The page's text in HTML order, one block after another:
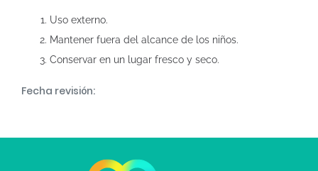
Uso externo.
Mantener fuera del alcance de los niños.
Conservar en un lugar fresco y seco.
Fecha revisión: